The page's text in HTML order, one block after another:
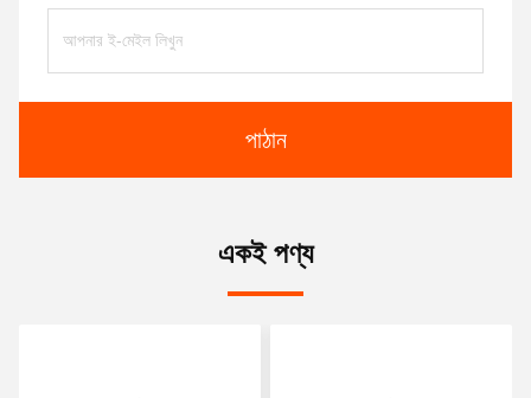
পাঠান
একই পণ্য